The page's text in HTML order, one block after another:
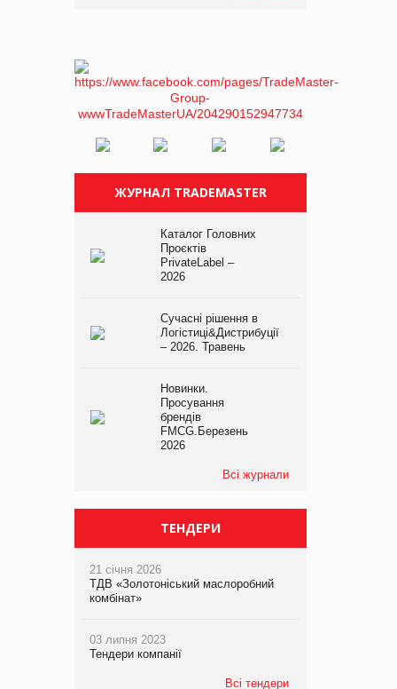
ЖУРНАЛ TRADEMASTER
Каталог Головних
Проєктів
PrivateLabel –
2026
Сучасні рішення в
Логістиці&Дистрибуції
– 2026. Травень
Новинки.
Просування
брендів
FMCG.Березень
2026
Всі журнали
ТЕНДЕРИ
21 січня 2026
ТДВ «Золотоніський маслоробний
комбінат»
03 липня 2023
Тендери компанії
Всі тендери